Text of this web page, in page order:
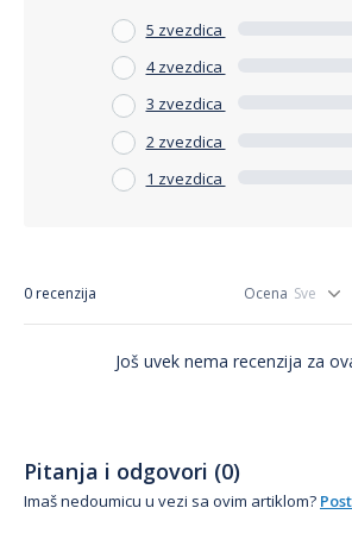
5 zvezdica
4 zvezdica
3 zvezdica
2 zvezdica
1 zvezdica
0 recenzija Ocena
Još uvek nema recenzija za
Pitanja i odgovori (0)
Imaš nedoumicu u vezi sa ovim artiklom?